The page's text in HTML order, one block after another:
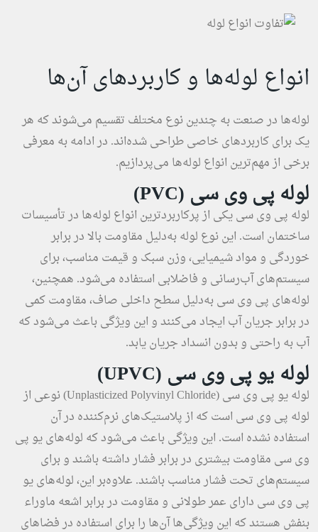
انواع لوله‌ها و کاربردهای آن‌ها
لوله‌ها در صنعت به چندین نوع مختلف تقسیم می‌شوند که هر
یک برای کاربردهای خاصی طراحی شده‌اند. در ادامه به معرفی
برخی از مهم‌ترین انواع لوله‌ها می‌پردازیم.
لوله پی وی سی (PVC)
لوله پی وی سی یکی از پرکاربردترین انواع لوله‌ها در تأسیسات
ساختمان است. این نوع لوله به‌دلیل مقاومت بالا در برابر
خوردگی و مواد شیمیایی، وزن سبک و قیمت مناسب، برای
سیستم‌های آب‌رسانی و فاضلابی استفاده می‌شود. همچنین،
لوله‌های پی وی سی به‌دلیل سطح داخلی صاف، مقاومت کمی
در برابر جریان آب ایجاد می‌کنند و این ویژگی باعث می‌شود که
آب به راحتی و بدون انسداد جریان یابد.
لوله یو پی وی سی (UPVC)
لوله یو پی وی سی (Unplasticized Polyvinyl Chloride) نوعی از
لوله پی وی سی است که از پلاستیک‌های نرم‌کننده در آن
استفاده نشده است. این ویژگی باعث می‌شود که لوله‌های یو پی
وی سی مقاومت بیشتری در برابر فشار داشته باشند و برای
سیستم‌های تحت فشار مناسب باشند. علاوه‌بر این، لوله‌های یو
پی وی سی دارای عمر طولانی و مقاومت در برابر اشعه ماوراء
بنفش هستند که این ویژگی‌ها آن‌ها را برای استفاده در فضاهای